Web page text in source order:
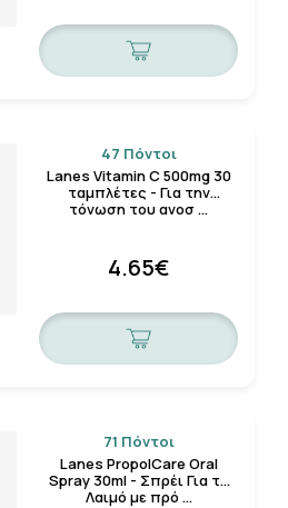
47 Πόντοι
Lanes Vitamin C 500mg 30
ταμπλέτες - Για την
τόνωση του ανοσ …
4.65€
71 Πόντοι
Lanes PropolCare Oral
Spray 30ml - Σπρέι Για το
Λαιμό με πρό …